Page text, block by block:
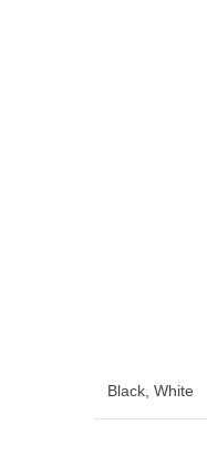
Black White